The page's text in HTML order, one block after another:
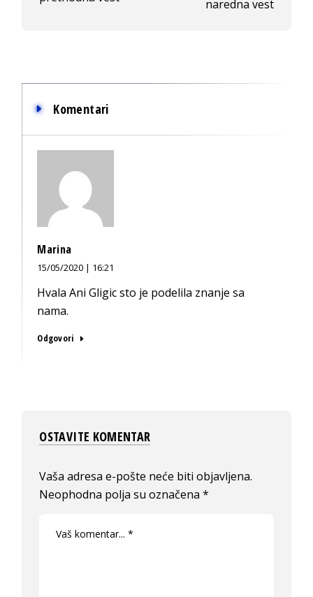
naredna vest
Komentari
Marina
15/05/2020 | 16:21
Hvala Ani Gligic sto je podelila znanje sa
nama.
Odgovori
OSTAVITE KOMENTAR
Vaša adresa e-pošte neće biti objavljena.
Neophodna polja su označena*